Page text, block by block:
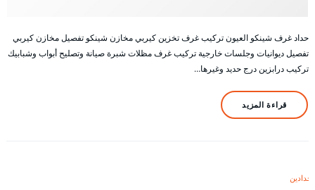
حداد غرف شينكو العيون تركيب غرف تخزين كيربي مخازن شينكو تفصيل مخازن كيربي
تفصيل ديوانيات وجلسات خارجية تركيب غرف مظلات شبرة صيانة وتصليح أبواب وشبابيك
تركيب درابزين درج حديد وغيرها…
قراءة المزيد
حدادين